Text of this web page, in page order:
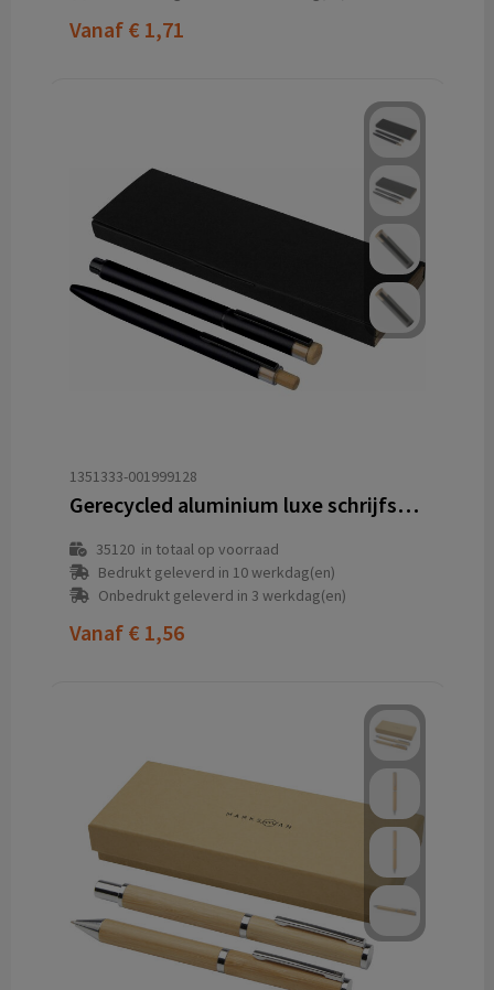
Vanaf € 1,71
1351333-001999128
Gerecycled aluminium luxe schrijfset 2-delig Ilaria
35120in totaal op voorraad
Bedrukt geleverd in 10 werkdag(en)
Onbedrukt geleverd in 3 werkdag(en)
Vanaf € 1,56